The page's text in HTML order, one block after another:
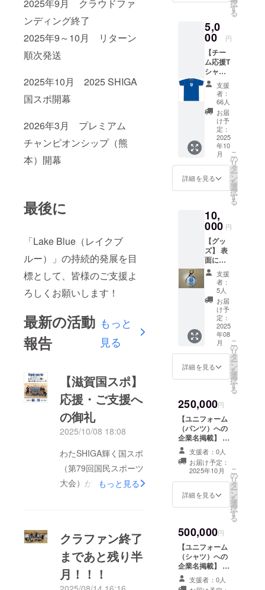
2025年9月 クラウドファ
ンディング終了
2025年9～10月 リターン
順次発送
2025年10月 2025 SHIGA
国スポ開幕
2026年3月 プレミアム
チャンピオンシップ（熊
本）開幕
最後に
「Lake Blue（レイクブ
ルー）」の持続的発展を目
標として、皆様のご支援よ
ろしくお願いします！
最新の活動
報告
もっと
見る
【滋賀国スポ】
応援・ご支援へ
の御礼
2025/10/08 18:08
わたSHIGA輝く国スポ
（第79回国民スポーツ
大会）が本日(10/8)の
しては、10/3～昨日
(10/7)までの5日間で
無事全日程を終了させ
ていただきました。
もっと見る
クラファン終了
まであと残り半
月！！！
届けし
（※どの
選手が
送られ
てくる
か、お
手元に
届いて
からの
お楽し
み！）
（商品
の説
明） ・
数量：1
点 ・サ
イズ：
約
択
す
る
5,0
00 円
【チー
ム応援T
シャ
ツ】
（写真
撮影権
利付
き！）
チーム
ロゴを
デザイ
ンしたT
シャツ
を提供
しま
す。 ・
展開：
SS、
S、M、
L、LL
・カ
ラー展
開：ブ
ルー ※
チーム
応援T
シャツ
を着用
して
LakeBl
ueの試
合を観
戦しに
者の方
チーム
や選手
との記
念撮影
をして
いただ
くこと
ます！
支援
者：
66人
お届
け予
定：
2025
年10
月
詳細を見る
こ
の
リ
タ
ー
ン
を
選
択
す
る
10,
000 円
【グッ
ズ】 表
面に
チーム
ロゴ、
裏面に
選手プ
フィー
ルをデ
ザイン
した
キーホ
ルダー
を2個お
届けし
（※1個
目はお
好きな
選手を
指定し
て選ん
でいた
だけま
す！備
希望さ
れる選
載して
くださ
い。）
（※2個
目はど
の選手
支援
者：
5人
お届
け予
定：
2025
年08
月
詳細を見る
こ
の
リ
タ
ー
ン
を
選
択
す
る
250,000円
【ユニフォーム
（パンツ）への
企業名掲載】 ※
スポンサー企業
様限定！
LakeBlueのユニ
フォーム（パン
ツ表面）に、支
援者様の企業名
次第〜2026年3
月31日まで
（2025-2026
シーズン中） ・
掲載方法：企業
名（ロゴ） ・掲
支援者：0人
お届け予定：
2025年10月
詳細を見る
こ
の
リ
タ
ー
ン
を
選
択
す
る
500,000円
【ユニフォーム
（シャツ）への
企業名掲載】 ※
スポンサー企業
様限定！
支援者：0人